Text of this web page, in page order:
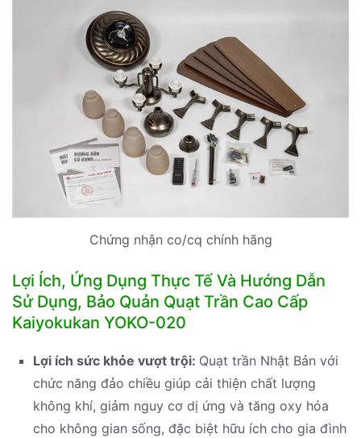
Chứng nhận co/cq chính hãng
Lợi Ích, Ứng Dụng Thực Tế Và Hướng Dẫn
Sử Dụng, Bảo Quản Quạt Trần Cao Cấp
Kaiyokukan YOKO-020
Lợi ích sức khỏe vượt trội: Quạt trần Nhật Bản với
chức năng đảo chiều giúp cải thiện chất lượng
không khí, giảm nguy cơ dị ứng và tăng oxy hóa
cho không gian sống, đặc biệt hữu ích cho gia đình